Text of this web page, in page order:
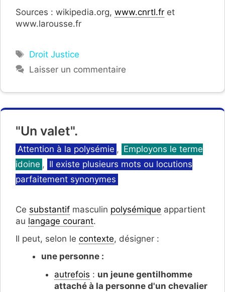
Sources : wikipedia.org, www.cnrtl.fr et
www.larousse.fr
Étiquettes
Droit Justice
Laisser un commentaire
"Un valet".
Catégories
Attention à la polysémie , Employons le terme
idoine , Il existe plusieurs mots ou locutions
parfaitement synonymes
Ce substantif masculin polysémique appartient
au langage courant.
Il peut, selon le contexte, désigner :
une personne :
autrefois : un jeune gentilhomme
attaché à la personne d'un chevalier